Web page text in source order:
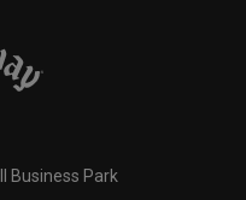
Business Park